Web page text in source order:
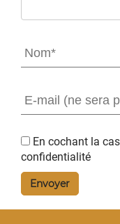
En cochant la
confidentialité